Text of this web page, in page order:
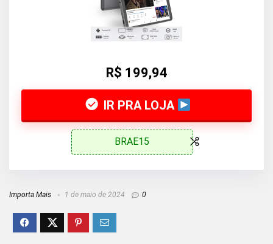
R$ 199,94
IR PRA LOJA
BRAE15
Importa Mais 1 de maio de 2024 0